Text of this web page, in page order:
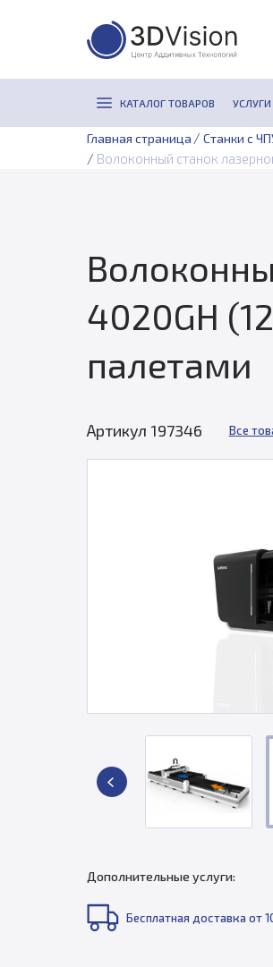
КАТАЛОГ ТОВАРОВ УСЛУГИ
Главная страница / Станки с
/ Волоконный станок
4020GH
палетами
Артикул 197346 Все
Дополнительные услуги:
Бесплатная доставка от